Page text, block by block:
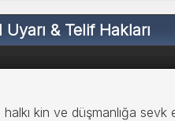
Uyarı & Telif Hakları
kin ve düşmanlığa